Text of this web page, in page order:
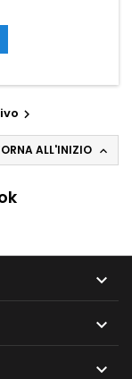

ALL'INIZIO 


